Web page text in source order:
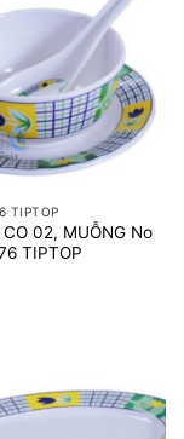
TIPTOP
CO 02, MUỖNG No
TIPTOP